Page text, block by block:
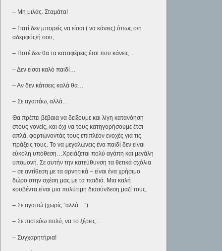
– Μη μιλάς. Σταμάτα!
– Γιατί δεν μπορείς να είσαι ( να κάνεις) όπως ο/η
αδερφός/ή σου;
– Ποτέ δεν θα τα καταφέρεις έτσι που κάνεις…
– Δεν είσαι καλό παιδί…
– Αν δεν κάτσεις καλά θα…
– Σε αγαπάω, αλλά…
Θα πρέπει βέβαια να δείξουμε και λίγη κατανόηση
στους γονείς, και όχι να τους κατηγορήσουμε έτσι
απλά, φορτώνοντάς τους επιπλέον ενοχές για τις
πράξεις τους. Το να μεγαλώνεις ένα παιδί δεν είναι
εύκολη υπόθεση…Χρειάζεται πολύ αγάπη και μεγάλη
υπομονή. Σε αυτήν την κατεύθυνση τα θετικά σχόλια
– σε αντίθεση με τα αρνητικά – είναι ένα χρήσιμο
δώρο στην σχέση μας με τα παιδιά. Μια καλή
κουβέντα είναι μια πολύτιμη διασύνδεση μαζί τους.
– Σε αγαπώ (χωρίς ”αλλά…”)
– Σε πιστεύω πολύ, να το ξέρεις…
– Συγχαρητήρια!